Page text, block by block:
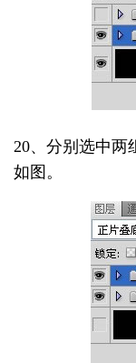
20、分别选中两
如图。